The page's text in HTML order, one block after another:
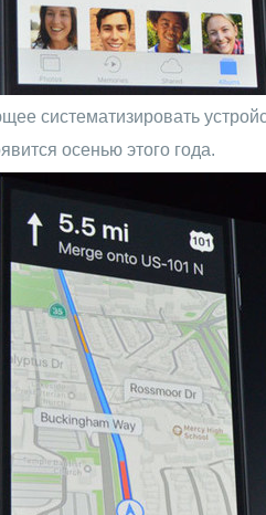
систематизировать
осенью этого года.